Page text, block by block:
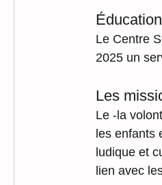
Le Centre
2025 un
Les
Le -la
les enfants
ludique et
lien avec